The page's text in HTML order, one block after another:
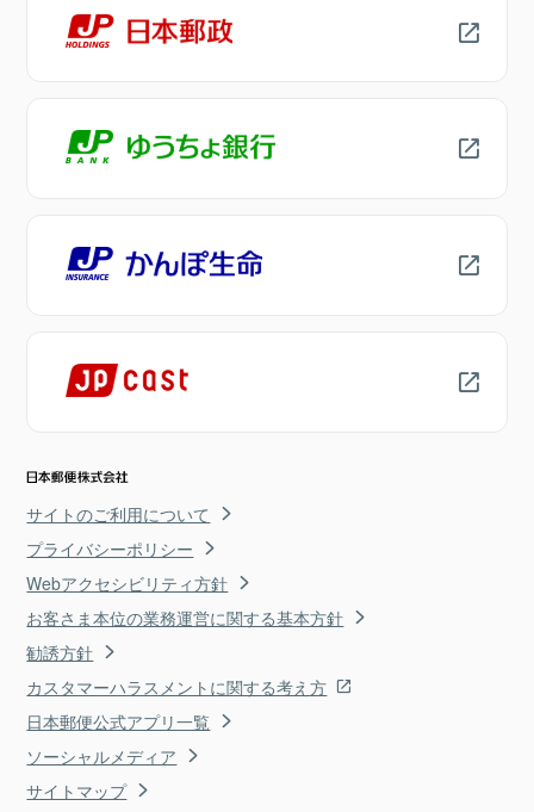
サイトのご利用について
プライバシーポリシー
Webアクセシビリティ方針
お客さま本位の業務運営に関する基本方針
勧誘方針
カスタマーハラスメントに関する考え方
日本郵便公式アプリ一覧
ソーシャルメディア
サイトマップ